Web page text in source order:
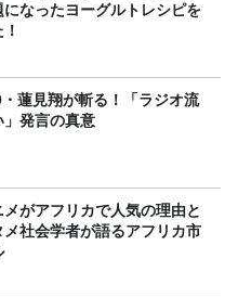
になったヨーグルトレシピを
蓮見翔が斬る！「ラジオ流
」発言の真意
メがアフリカで人気の理由と
メ社会学者が語るアフリカ市